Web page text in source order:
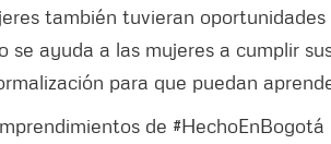
también tuvieran
se ayuda a las mujeres a cumplir
para que puedan
de #HechoEnBogotá